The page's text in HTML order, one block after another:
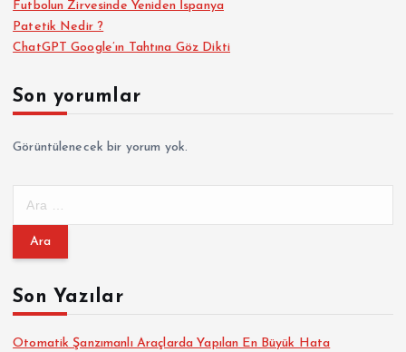
Futbolun Zirvesinde Yeniden İspanya
Patetik Nedir ?
ChatGPT Google’ın Tahtına Göz Dikti
Son yorumlar
Görüntülenecek bir yorum yok.
m
:Son Yazılar
Otomatik Şanzımanlı Araçlarda Yapılan En Büyük Hata